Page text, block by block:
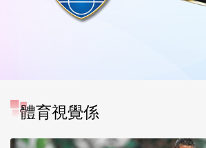
體育視覺係